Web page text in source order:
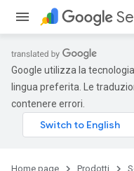
Google utilizza la
lingua preferita. Le
contenere errori.
Home page Prodotti